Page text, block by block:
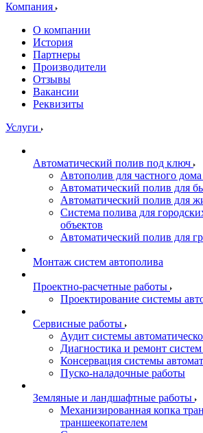
Компания
О компании
История
Партнеры
Производители
Отзывы
Вакансии
Реквизиты
Услуги
Автоматический полив под ключ
Автополив для частного
Автоматический полив для
Автоматический полив для
Система полива для
объектов
Автоматический полив для
Монтаж систем автополива
Проектно-расчетные работы
Проектирование системы
Сервисные работы
Аудит системы
Диагностика и ремонт
Консервация системы
Пуско-наладочные работы
Земляные и ландшафтные работы
Механизированная копка
траншеекопателем